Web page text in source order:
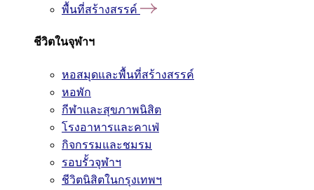
พื้นที่สร้างสรรค์
ชีวิตในจุฬาฯ
หอสมุดและพื้นที่สร้างสรรค์
หอพัก
กีฬาและสุขภาพนิสิต
โรงอาหารและคาเฟ่
กิจกรรมและชมรม
รอบรั้วจุฬาฯ
ชีวิตนิสิตในกรุงเทพฯ